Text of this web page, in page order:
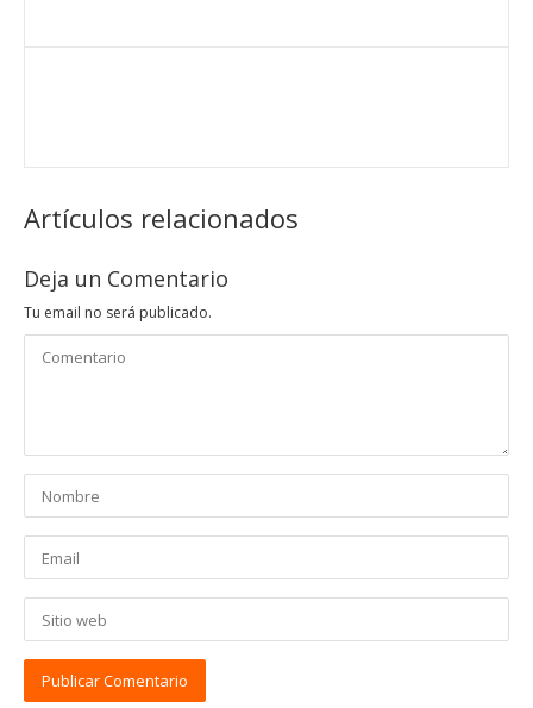
Artículos relacionados
Deja un Comentario
Tu email no será publicado.